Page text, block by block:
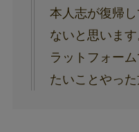
本人志が復帰
ないと思いま
ラットフォー
たいことやった